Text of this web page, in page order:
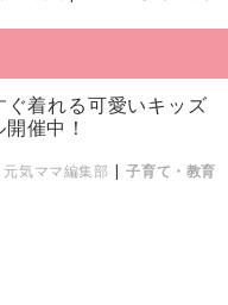
ぐ着れる可愛いキッズ
催中！
元気ママ編集部 |子育て・教育